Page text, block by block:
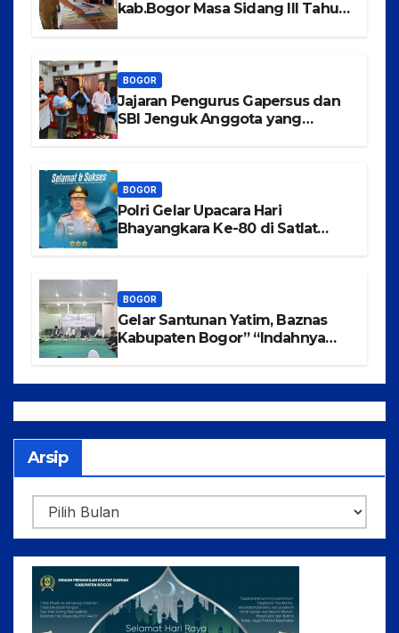
kab.Bogor Masa Sidang III Tahun
BOGOR
Jajaran Pengurus Gapersus dan
SBI Jenguk Anggota yang
BOGOR
Polri Gelar Upacara Hari
Bhayangkara Ke-80 di Satlat
BOGOR
Gelar Santunan Yatim, Baznas
Kabupaten Bogor” “Indahnya
Arsip
Arsip